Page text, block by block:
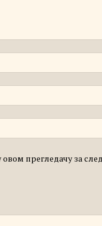
овом прегледачу за